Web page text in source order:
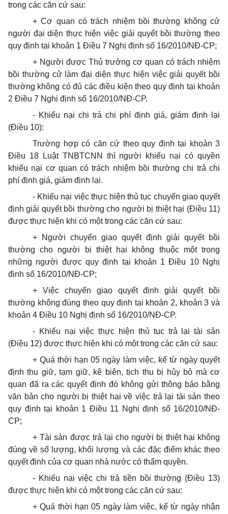
trong các căn cứ sau:
+ Cơ quan có trách nhiệm bồi thường không cử
người đại diện thực hiện việc giải quyết bồi thường theo
quy định tại khoản 1 Điều 7 Nghị định số 16/2010/NĐ-CP;
+ Người được Thủ trưởng cơ quan có trách nhiệm
bồi thường cử làm đại diện thực hiện việc giải quyết bồi
thường không có đủ các điều kiện theo quy định tại khoản
2 Điều 7 Nghị định số 16/2010/NĐ-CP.
- Khiếu nại chi trả chi phí định giá, giám định lại
(Điều 10):
Trường hợp có căn cứ theo quy định tại khoản 3
Điều 18 Luật TNBTCNN thì người khiếu nại có quyền
khiếu nại cơ quan có trách nhiệm bồi thường chi trả chi
phí định giá, giám định lại.
- Khiếu nại việc thực hiện thủ tục chuyển giao quyết
định giải quyết bồi thường cho người bị thiệt hại (Điều 11)
được thực hiện khi có một trong các căn cứ sau:
+ Người chuyển giao quyết định giải quyết bồi
thường cho người bị thiệt hại không thuộc một trong
những người được quy định tại khoản 1 Điều 10 Nghị
định số 16/2010/NĐ-CP;
+ Việc chuyển giao quyết định giải quyết bồi
thường không đúng theo quy định tại khoản 2, khoản 3 và
khoản 4 Điều 10 Nghị định số 16/2010/NĐ-CP.
- Khiếu nại việc thực hiện thủ tục trả lại tài sản
(Điều 12) được thực hiện khi có một trong các căn cứ sau:
+ Quá thời hạn 05 ngày làm việc, kể từ ngày quyết
định thu giữ, tạm giữ, kê biên, tịch thu bị hủy bỏ mà cơ
quan đã ra các quyết định đó không gửi thông báo bằng
văn bản cho người bị thiệt hại về việc trả lại tài sản theo
quy định tại khoản 1 Điều 11 Nghị định số 16/2010/NĐ-
CP;
+ Tài sản được trả lại cho người bị thiệt hại không
đúng về số lượng, khối lượng và các đặc điểm khác theo
quyết định của cơ quan nhà nước có thẩm quyền.
- Khiếu nại việc chi trả tiền bồi thường (Điều 13)
được thực hiện khi có một trong các căn cứ sau:
+ Quá thời hạn 05 ngày làm việc, kể từ ngày nhận